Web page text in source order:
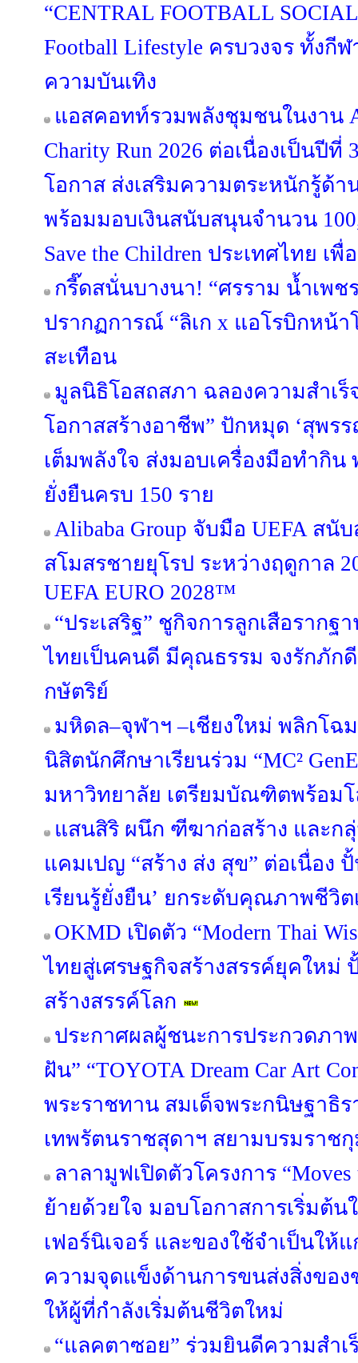
“CENTRAL FOOTBALL
Football Lifestyle ครบวงจร ทั้งกี
ความบันเทิง
แอสคอทท์รวมพลังชุมชนในงาน
Charity Run 2026 ต่อเนื่องเป็นปี
โอกาส ส่งเสริมความตระหนักรู้ด้
พร้อมมอบเงินสนับสนุนจำนวน
Save the Children ประเทศไทย เ
กรี๊ดสนั่นบางนา! “ศรราม น้ำเพช
ปรากฏการณ์ “ลิเก x แอโรบิกหน้
สะเทือน
มูลนิธิโอสถสภา ฉลองความสำเร็
โอกาสสร้างอาชีพ” ปักหมุด ‘สุพร
เต็มพลังใจ ส่งมอบเครื่องมือทำกิ
ยั่งยืนครบ 150 ราย
Alibaba Group จับมือ UEFA ส
สโมสรชายยุโรป ระหว่างฤดูกาล
UEFA EURO 2028™
“ประเสริฐ” ชูกิจการลูกเสือราก
ไทยเป็นคนดี มีคุณธรรม จงรักภัก
กษัตริย์
มหิดล–จุฬาฯ –เชียงใหม่ พลิกโฉ
นิสิตนักศึกษาเรียนร่วม “MC²
มหาวิทยาลัย เตรียมบัณฑิตพร้อม
แสนสิริ ผนึก ฑีฆาก่อสร้าง และก
แคมเปญ “สร้าง ส่ง สุข” ต่อเนื่อง
เรียนรู้ยั่งยืน’ ยกระดับคุณภาพชีวิ
OKMD เปิดตัว “Modern Thai
ไทยสู่เศรษฐกิจสร้างสรรค์ยุคใหม่
สร้างสรรค์โลก
ประกาศผลผู้ชนะการประกวดภา
ฝัน” “TOYOTA Dream Car Art
พระราชทาน สมเด็จพระกนิษฐาธิร
เทพรัตนราชสุดาฯ สยามบรมราช
ลาลามูฟเปิดตัวโครงการ
ย้ายด้วยใจ มอบโอกาสการเริ่มต้
เฟอร์นิเจอร์ และของใช้จำเป็นให้
ความจุดแข็งด้านการขนส่งสิ่งขอ
ให้ผู้ที่กำลังเริ่มต้นชีวิตใหม่
“แลคตาซอย” ร่วมยินดีความสำเ